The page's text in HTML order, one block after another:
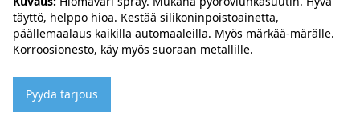
täyttö, helppo hioa. Kestää silikoninpoistoainetta,
päällemaalaus kaikilla automaaleilla. Myös märkää-märälle.
Korroosionesto, käy myös suoraan metallille.
Pyydä tarjous